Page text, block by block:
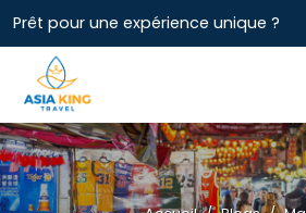
Prêt pour une expérience unique ?